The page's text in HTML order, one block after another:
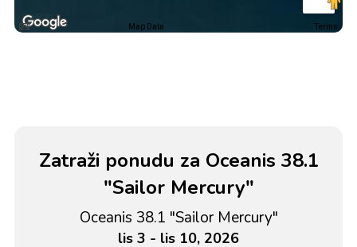
Map Data Terms
Zatraži ponudu za Oceanis 38.1
"Sailor Mercury"
Oceanis 38.1 "Sailor Mercury"
lis 3 - lis 10, 2026